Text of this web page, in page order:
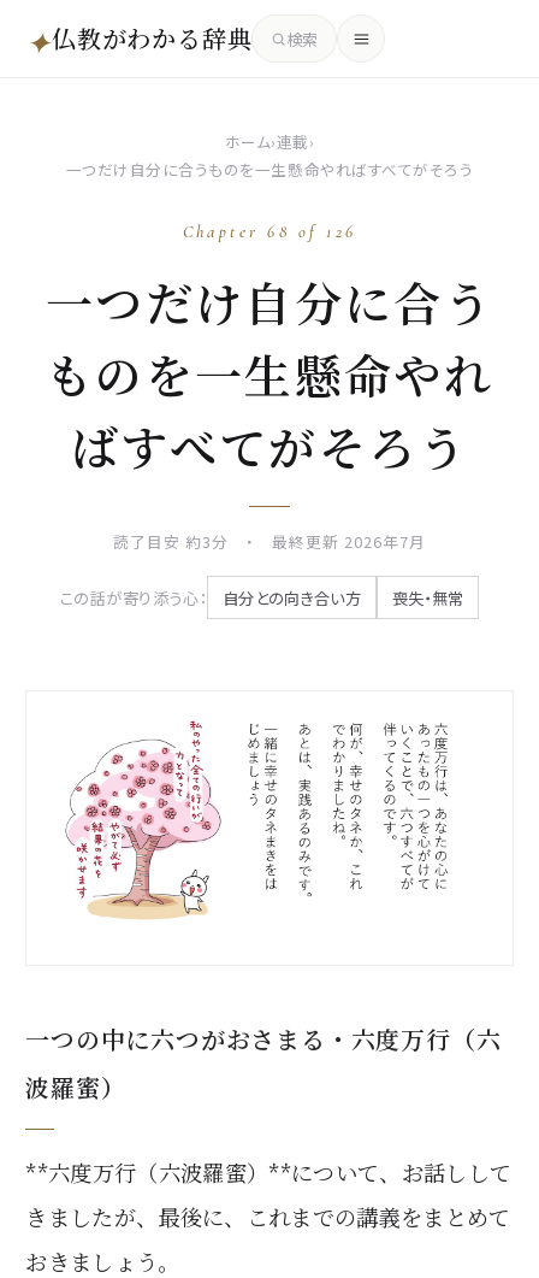
✦仏教がわかる辞典 検索
ホーム›連載›
一つだけ自分に合うものを一生懸命やればすべてがそろう
Chapter 68 of 126
一つだけ自分に合う
ものを一生懸命やれ
ばすべてがそろう
読了目安 約3分 ・ 最終更新 2026年7月
この話が寄り添う心： 自分との向き合い方 喪失・無常
一つの中に六つがおさまる・六度万行（六
波羅蜜）
**六度万行（六波羅蜜）**について、お話しして
きましたが、最後に、これまでの講義をまとめて
おきましょう。